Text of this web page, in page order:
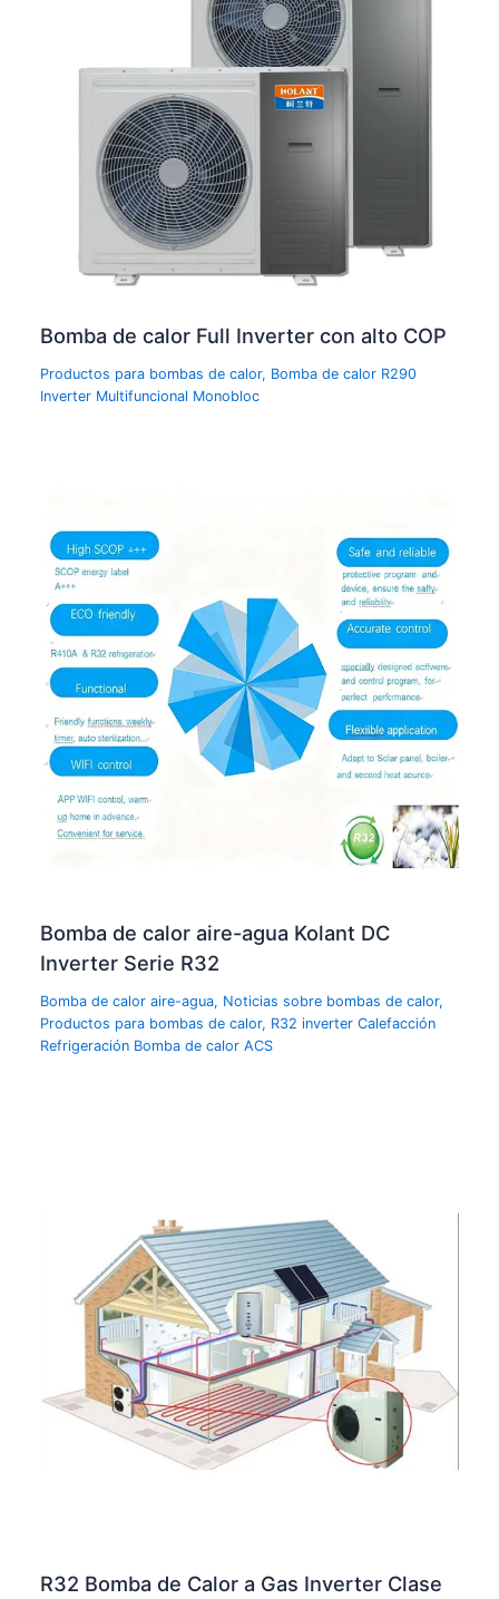
Bomba de calor Full Inverter con alto COP
Productos para bombas de calor, Bomba de calor R290
Inverter Multifuncional Monobloc
Bomba de calor aire-agua Kolant DC
Inverter Serie R32
Bomba de calor aire-agua, Noticias sobre bombas de calor,
Productos para bombas de calor, R32 inverter Calefacción
Refrigeración Bomba de calor ACS
R32 Bomba de Calor a Gas Inverter Clase